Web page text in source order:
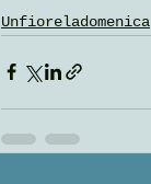
Unfioreladomenica